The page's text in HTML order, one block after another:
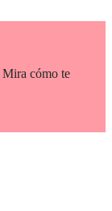
Mira cómo te